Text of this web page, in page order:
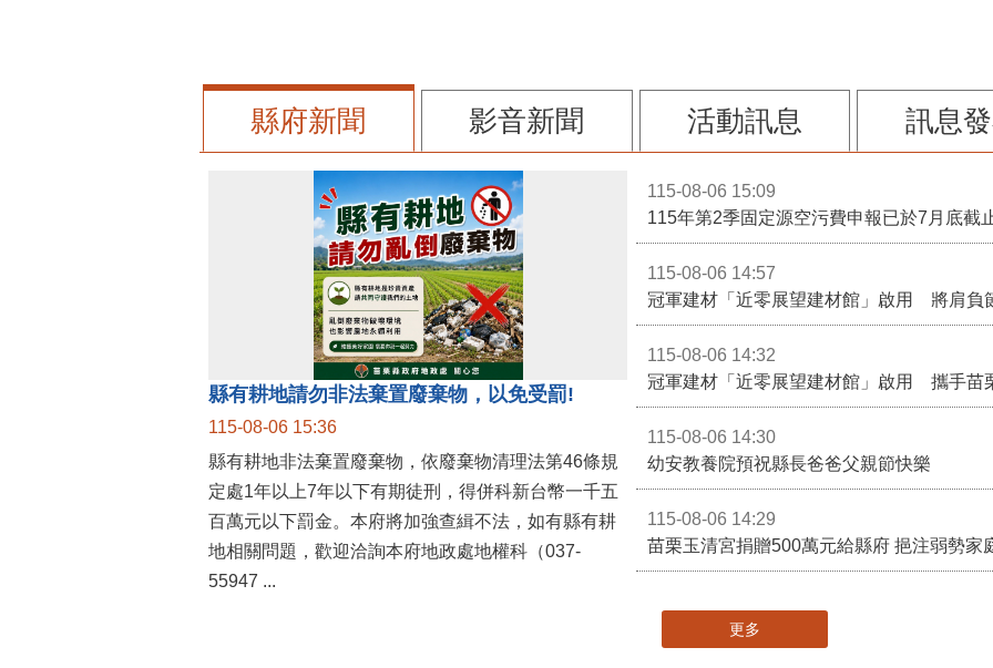
縣府新聞 影音新聞 活動訊息 訊息
縣有耕地請勿非法棄置廢棄物，以免受罰!
115-08-06 15:36
縣有耕地非法棄置廢棄物，依廢棄物清理法第46條規
定處1年以上7年以下有期徒刑，得併科新台幣一千五
百萬元以下罰金。本府將加強查緝不法，如有縣有耕
地相關問題，歡迎洽詢本府地政處地權科（037-
55947 ...
115-08-06 15:09
115-08-06 14:57
冠軍建材「近零展望建材館」啟用 將肩負
115-08-06 14:32
冠軍建材「近零展望建材館」啟用 攜手苗
115-08-06 14:30
幼安教養院預祝縣長爸爸父親節快樂
115-08-06 14:29
苗栗玉清宮捐贈500萬元給縣府 挹注弱勢家
更多